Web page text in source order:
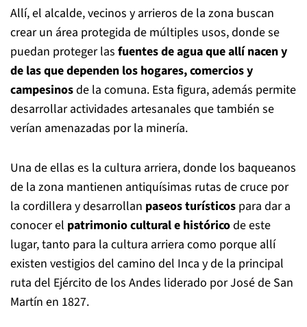
Allí, el alcalde, vecinos y arrieros de la zona buscan
crear un área protegida de múltiples usos, donde se
puedan proteger las fuentes de agua que allí nacen y
de las que dependen los hogares, comercios y
campesinosde la comuna. Esta figura, además permite
desarrollar actividades artesanales que también se
verían amenazadas por la minería.
Una de ellas es la cultura arriera, donde los baqueanos
de la zona mantienen antiquísimas rutas de cruce por
la cordillera y desarrollan paseos turísticos para dar a
conocer el patrimonio cultural e históricode este
lugar, tanto para la cultura arriera como porque allí
existen vestigios del camino del Inca y de la principal
ruta del Ejército de los Andes liderado por José de San
Martín en 1827.